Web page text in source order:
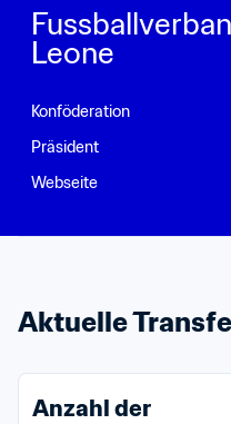
Leone
Konföderation
Präsident
Webseite
Aktuelle
Anzahl der